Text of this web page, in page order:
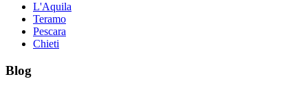
L'Aquila
Teramo
Pescara
Chieti
Blog